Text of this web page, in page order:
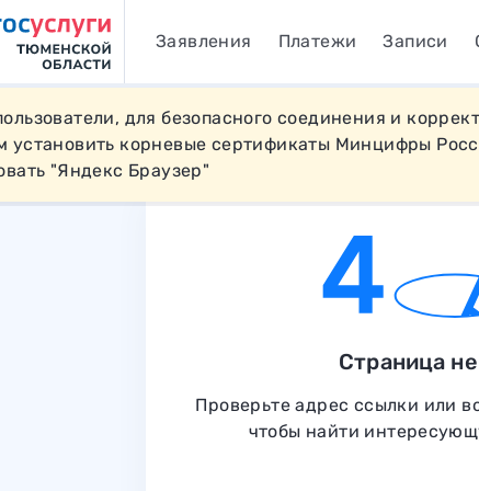
контенту Заявления Платежи Записи
для безопасного соединения и
установить корневые сертификаты Минцифры
"Яндекс Браузер"
Страница
Проверьте адрес ссылки или
чтобы найти